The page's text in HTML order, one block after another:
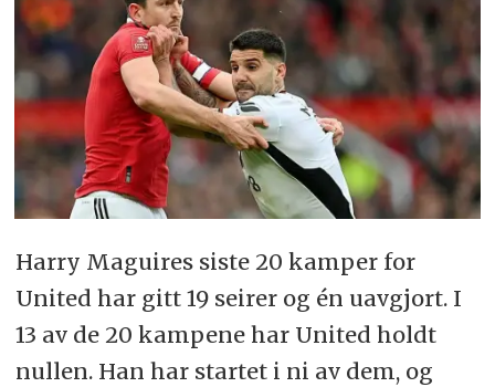
Harry Maguires siste 20 kamper for
United har gitt 19 seirer og én uavgjort. I
13 av de 20 kampene har United holdt
nullen. Han har startet i ni av dem, og